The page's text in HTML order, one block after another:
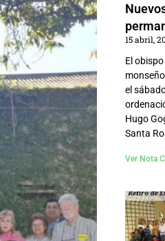
15 abril,
El
el
Hugo
Santa
Ver Nota